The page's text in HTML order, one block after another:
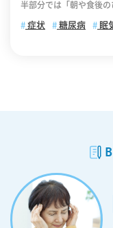
半部分では「朝や食後
説していますので、ぜひ最後ま
rl("https://itaya-
ay: inline-block; } 【目次】 食後にひどい眠気がくるのはなぜ？糖尿病
の症状？ 食後にひどい
尿病とひどい眠気の関
枢神経症状 糖尿病によ
症状 糖尿病 眠